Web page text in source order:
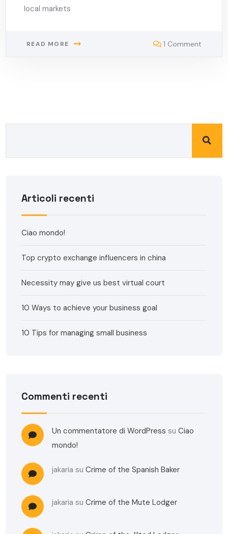
local markets
READ MORE 1 Comment
Articoli recenti
Ciao mondo!
Top crypto exchange influencers in china
Necessity may give us best virtual court
10 Ways to achieve your business goal
10 Tips for managing small business
Commenti recenti
Un commentatore di WordPress suCiao
mondo!
jakaria suCrime of the Spanish Baker
jakaria suCrime of the Mute Lodger